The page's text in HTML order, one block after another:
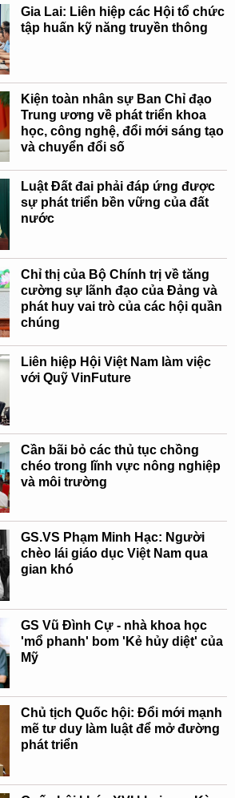
Gia Lai: Liên hiệp các Hội tổ chức
tập huấn kỹ năng truyền thông
Kiện toàn nhân sự Ban Chỉ đạo
Trung ương về phát triển khoa
học, công nghệ, đổi mới sáng tạo
và chuyển đổi số
Luật Đất đai phải đáp ứng được
sự phát triển bền vững của đất
nước
Chỉ thị của Bộ Chính trị về tăng
cường sự lãnh đạo của Đảng và
phát huy vai trò của các hội quần
chúng
Liên hiệp Hội Việt Nam làm việc
với Quỹ VinFuture
Cần bãi bỏ các thủ tục chồng
chéo trong lĩnh vực nông nghiệp
và môi trường
GS.VS Phạm Minh Hạc: Người
chèo lái giáo dục Việt Nam qua
gian khó
GS Vũ Đình Cự - nhà khoa học
'mổ phanh' bom 'Kẻ hủy diệt' của
Mỹ
Chủ tịch Quốc hội: Đổi mới mạnh
mẽ tư duy làm luật để mở đường
phát triển